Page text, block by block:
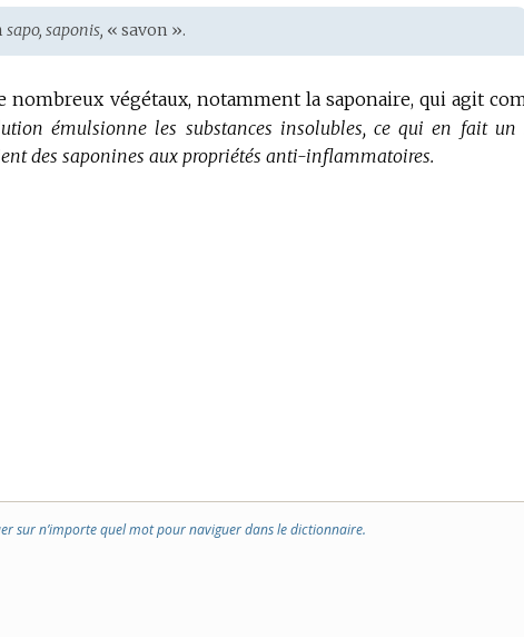
sapo, saponis, « savon ».
nombreux végétaux, notamment la saponaire, qui agit
émulsionne les substances insolubles, ce qui en fait un
des saponines aux propriétés anti-inflammatoires.
sur n’importe quel mot pour naviguer dans le dictionnaire.